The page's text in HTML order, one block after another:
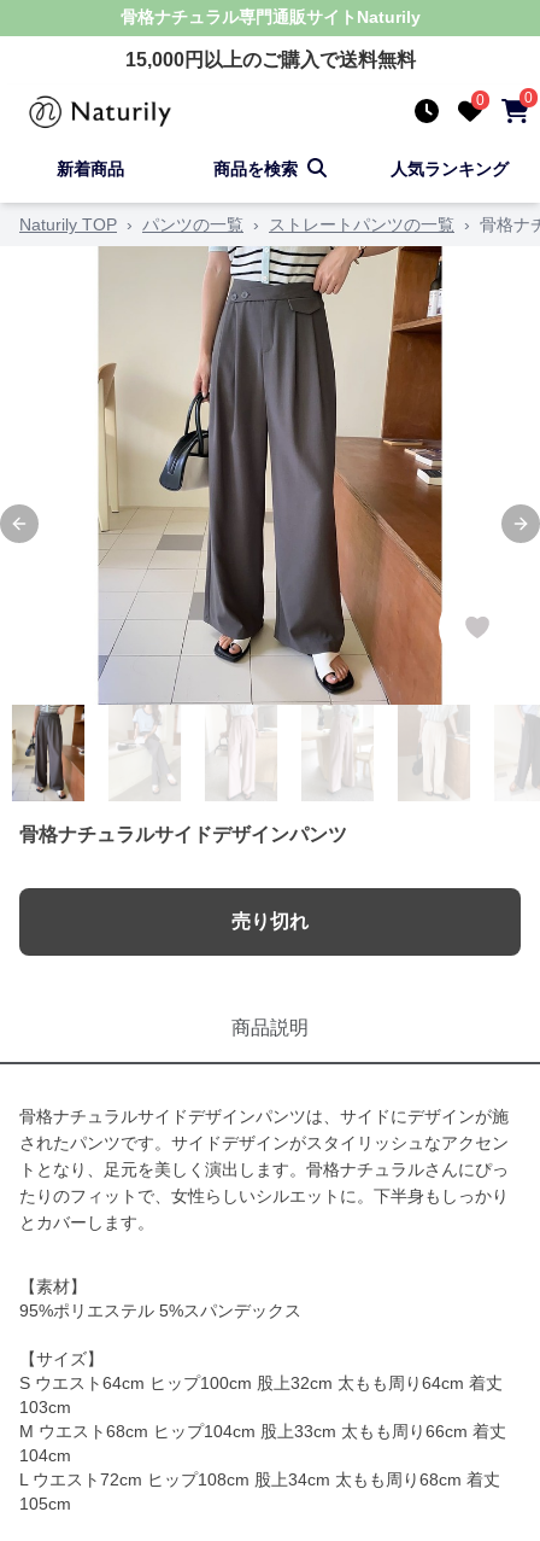
骨格ナチュラル専門通販サイト Naturily
15,000円以上のご購入で送料無料
0 0
新着商品 商品を検索 人気ランキング
Naturily TOP › パンツの一覧 › ストレートパンツの一覧 › 骨格ナ
Previous slide
骨格ナチュラルサイドデザインパンツ
売り切れ
商品説明
骨格ナチュラルサイドデザインパンツは、サイドにデザインが施
されたパンツです。サイドデザインがスタイリッシュなアクセン
トとなり、足元を美しく演出します。骨格ナチュラルさんにぴっ
たりのフィットで、女性らしいシルエットに。下半身もしっかり
とカバーします。
【素材】
95%ポリエステル 5%スパンデックス
【サイズ】
S ウエスト64cm ヒップ100cm 股上32cm 太もも周り64cm 着丈
103cm
M ウエスト68cm ヒップ104cm 股上33cm 太もも周り66cm 着丈
104cm
L ウエスト72cm ヒップ108cm 股上34cm 太もも周り68cm 着丈
105cm